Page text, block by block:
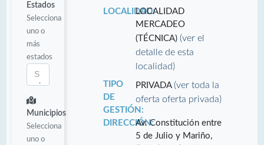
Estados
Selecciona
uno o
más
estados
Municipios
Selecciona
uno o
LOCALIDAD:LOCALIDAD
MERCADEO
(TÉCNICA)(ver el
detalle de esta
localidad)
TIPO
DE
GESTIÓN:
PRIVADA(ver toda la
oferta oferta privada)
DIRECCIÓN:Av. Constitución entre
5 de Julio y Mariño,